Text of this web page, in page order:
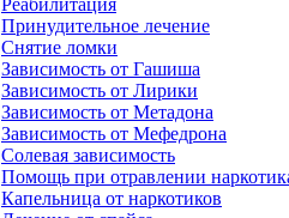
Реабилитация
Принудительное лечение
Снятие ломки
Зависимость от Гашиша
Зависимость от Лирики
Зависимость от Метадона
Зависимость от Мефедрона
Солевая зависимость
Помощь при отравлении
Капельница от наркотиков